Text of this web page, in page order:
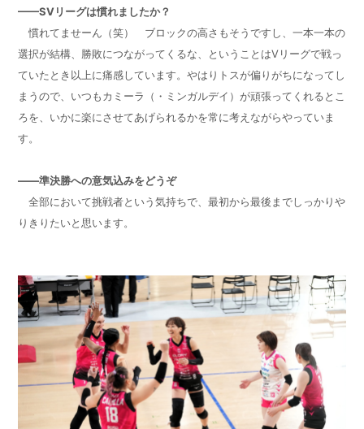
——SVリーグは慣れましたか？
慣れてませーん（笑） ブロックの高さもそうですし、一本一本の
選択が結構、勝敗につながってくるな、ということはVリーグで戦っ
ていたとき以上に痛感しています。やはりトスが偏りがちになってし
まうので、いつもカミーラ（・ミンガルデイ）が頑張ってくれるとこ
ろを、いかに楽にさせてあげられるかを常に考えながらやっていま
す。
——準決勝への意気込みをどうぞ
全部において挑戦者という気持ちで、最初から最後までしっかりや
りきりたいと思います。